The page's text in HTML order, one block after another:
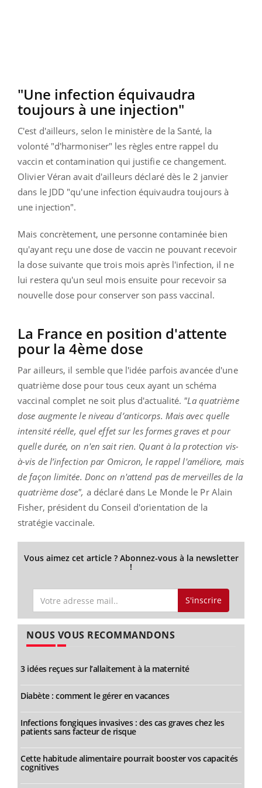
"Une infection équivaudra
toujours à une injection"
C'est d'ailleurs, selon le ministère de la Santé, la
volonté "d'harmoniser" les règles entre rappel du
vaccin et contamination qui justifie ce changement.
Olivier Véran avait d'ailleurs déclaré dès le 2 janvier
dans le JDD "qu'une infection équivaudra toujours à
une injection".
Mais concrètement, une personne contaminée bien
qu'ayant reçu une dose de vaccin ne pouvant recevoir
la dose suivante que trois mois après l'infection, il ne
lui restera qu'un seul mois ensuite pour recevoir sa
nouvelle dose pour conserver son pass vaccinal.
La France en position d'attente
pour la 4ème dose
Par ailleurs, il semble que l'idée parfois avancée d'une
quatrième dose pour tous ceux ayant un schéma
vaccinal complet ne soit plus d'actualité. "La quatrième
dose augmente le niveau d’anticorps. Mais avec quelle
intensité réelle, quel effet sur les formes graves et pour
quelle durée, on n'en sait rien. Quant à la protection vis-
à-vis de l’infection par Omicron, le rappel l'améliore, mais
de façon limitée. Donc on n'attend pas de merveilles de la
quatrième dose", a déclaré dans Le Monde le Pr Alain
Fisher, président du Conseil d'orientation de la
stratégie vaccinale.
Vous aimez cet article ? Abonnez-vous à la newsletter
!
S'inscrire
NOUS VOUS RECOMMANDONS
3 idées reçues sur l’allaitement à la maternité
Diabète : comment le gérer en vacances
Infections fongiques invasives : des cas graves chez les
patients sans facteur de risque
Cette habitude alimentaire pourrait booster vos capacités
cognitives